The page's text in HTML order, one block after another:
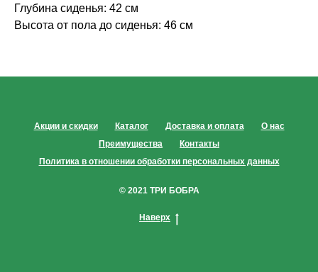
Глубина сиденья: 42 см
Высота от пола до сиденья: 46 см
Акции и скидки Каталог Доставка и оплата
О нас
Преимущества
Контакты
Политика в отношении обработки персональных данных
© 2021 ТРИ БОБРА
Наверх